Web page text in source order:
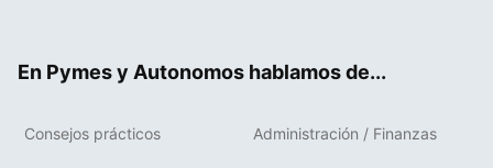
En Pymes y Autonomos hablamos de...
Consejos prácticos Administración / Finanzas